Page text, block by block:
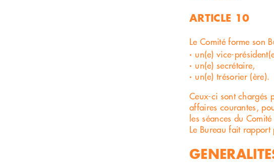
ARTICLE 10
Le Comité forme son
un(e) vice-
un(e) secrétaire,
un(e) trésorier (ère).
Ceux-ci sont chargés
affaires courantes,
les séances du
Le Bureau fait